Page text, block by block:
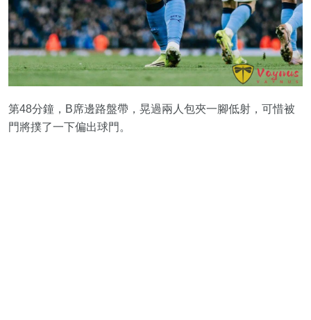
第48分鐘，B席邊路盤帶，晃過兩人包夾一腳低射，可惜被
門將撲了一下偏出球門。